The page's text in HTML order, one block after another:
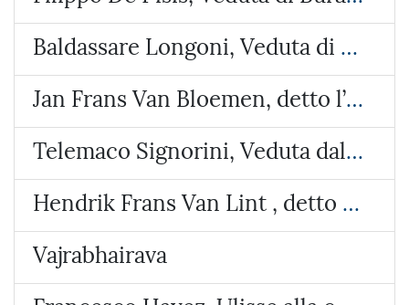
Baldassare Longoni, Veduta di Arosio (Brianza)
Jan Frans Van Bloemen, detto l’Orizzonte, Veduta del castello di Lunghezza
Telemaco Signorini, Veduta dalla costa di Riomaggiore
Hendrik Frans Van Lint , detto lo Studio, Veduta con due paesi e un tempietto circolare
Vajrabhairava